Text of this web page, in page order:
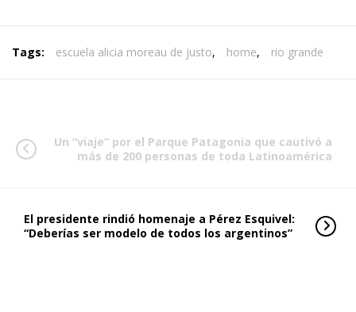
Tags: escuela alicia moreau de justo, home, rio grande
Un “viaje” por el Parque Patagonia que cautivó a
más de 200 personas de toda Latinoamérica
El presidente rindió homenaje a Pérez Esquivel:
“Deberías ser modelo de todos los argentinos”